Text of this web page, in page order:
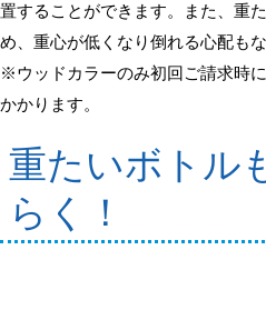
置することができます。また、重
め、重心が低くなり倒れる心配もな
※ウッドカラーのみ初回ご請求時
かかります。
重たいボトル
らく！